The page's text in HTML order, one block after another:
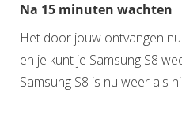
Na 15 minuten wachten
Het door jouw ontvangen
en je kunt je Samsung S8
Samsung S8 is nu weer als